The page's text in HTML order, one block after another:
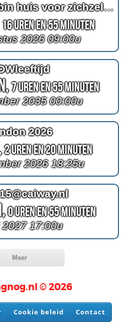
Priscilla en Robin huis voor zichzelf ;)
16 Uren en 55 Minuten
2026 09:00u
7 Uren en 55 Minuten
2035 00:00u
2026
2 Uren en 20 Minuten
2026 18:25u
0 Uren en 55 Minuten
17:00u
Meer
© 2026
Cookie beleid Contact